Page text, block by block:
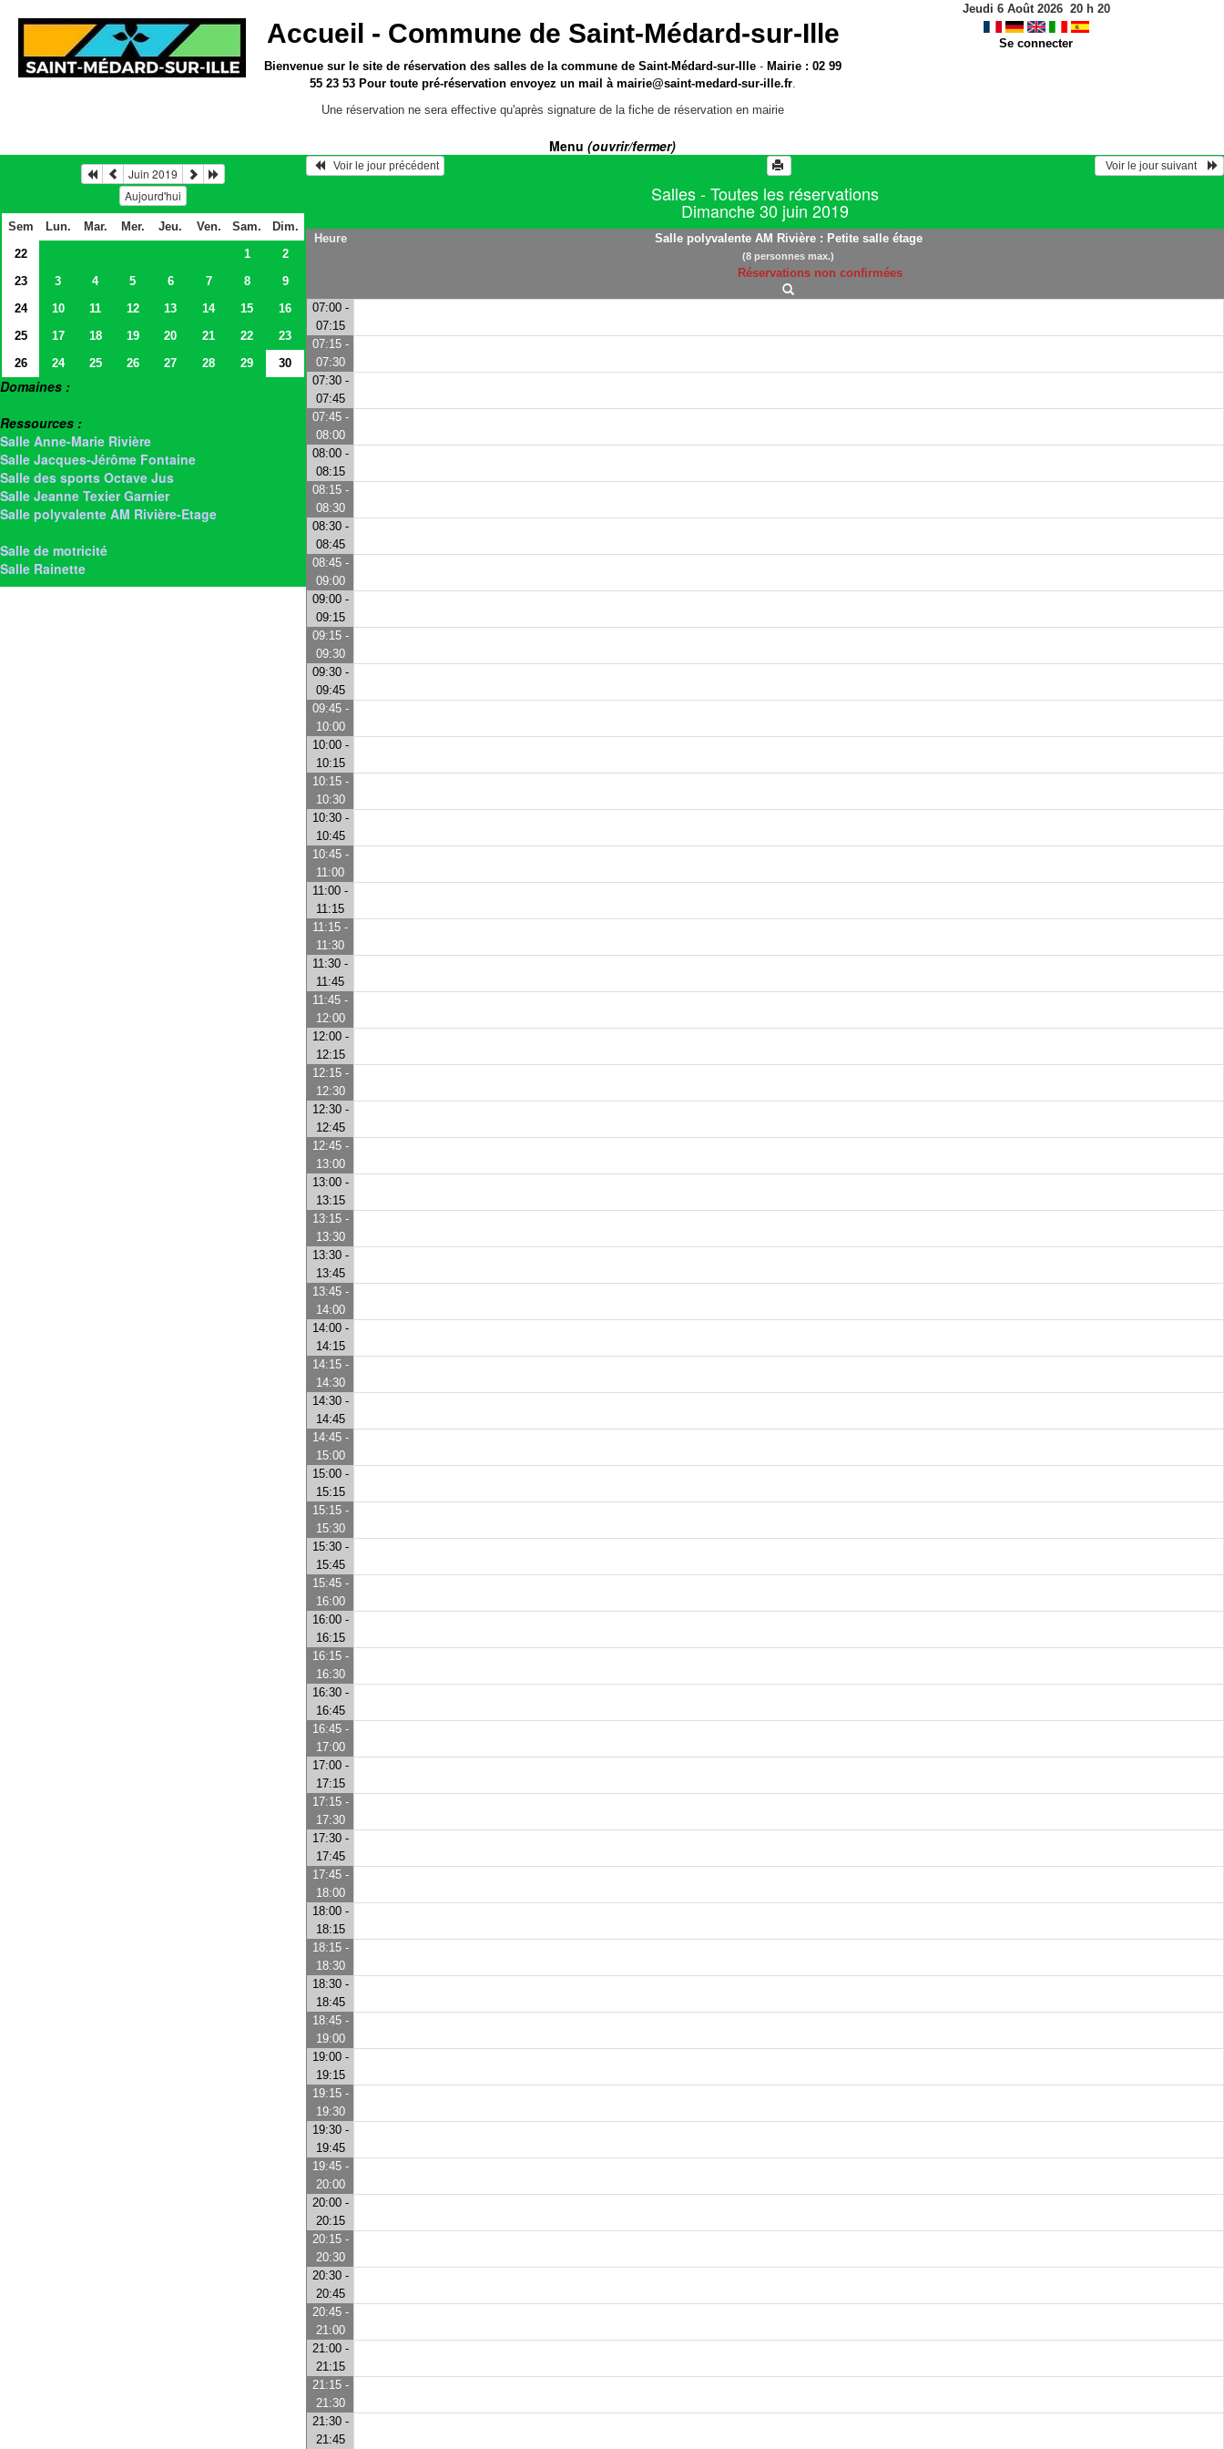
Accueil - Commune de Saint-Médard-sur-Ille
Bienvenue sur le sitede réservation des salles de la commune de Saint-Médard-sur-Ille - Mairie : 02 99
55 23 53 Pour toute pré-réservation envoyez un mail àmairie@saint-medard-sur-ille.fr.
Une réservation ne sera effective qu'après signature de la fiche de réservation en mairie
Jeudi 6 Août 2026 20h 20
Se connecter
Menu (ouvrir/fermer)
Juin 2019
Aujourd'hui
Sem Lun. Mar. Mer. Jeu. Ven. Sam.
Dim.
22
1
2
23
3 4 5 6 7 8
9
24
10 11 12 13 14 15
16
25
17 18 19 20 21 22
23
26
24 25 26 27 28 29 30
Domaines :
Ressources :
Salle Anne-Marie Rivière
Salle Jacques-Jérôme Fontaine
Salle des sports Octave Jus
Salle Jeanne Texier Garnier
Salle polyvalente AM Rivière-Etage
Salle de motricité
Salle Rainette
   Voir le jour précédent
  Voir le jour suivant
Salles - Toutes les réservations
Dimanche 30 juin 2019
Heure Salle polyvalente AM Rivière : Petite salle étage
(8 personnes max.)
Réservations non confirmées
07:00 -
07:15
07:15 -
07:30
07:30 -
07:45
07:45 -
08:00
08:00 -
08:15
08:15 -
08:30
08:30 -
08:45
08:45 -
09:00
09:00 -
09:15
09:15 -
09:30
09:30 -
09:45
09:45 -
10:00
10:00 -
10:15
10:15 -
10:30
10:30 -
10:45
10:45 -
11:00
11:00 -
11:15
11:15 -
11:30
11:30 -
11:45
11:45 -
12:00
12:00 -
12:15
12:15 -
12:30
12:30 -
12:45
12:45 -
13:00
13:00 -
13:15
13:15 -
13:30
13:30 -
13:45
13:45 -
14:00
14:00 -
14:15
14:15 -
14:30
14:30 -
14:45
14:45 -
15:00
15:00 -
15:15
15:15 -
15:30
15:30 -
15:45
15:45 -
16:00
16:00 -
16:15
16:15 -
16:30
16:30 -
16:45
16:45 -
17:00
17:00 -
17:15
17:15 -
17:30
17:30 -
17:45
17:45 -
18:00
18:00 -
18:15
18:15 -
18:30
18:30 -
18:45
18:45 -
19:00
19:00 -
19:15
19:15 -
19:30
19:30 -
19:45
19:45 -
20:00
20:00 -
20:15
20:15 -
20:30
20:30 -
20:45
20:45 -
21:00
21:00 -
21:15
21:15 -
21:30
21:30 -
21:45